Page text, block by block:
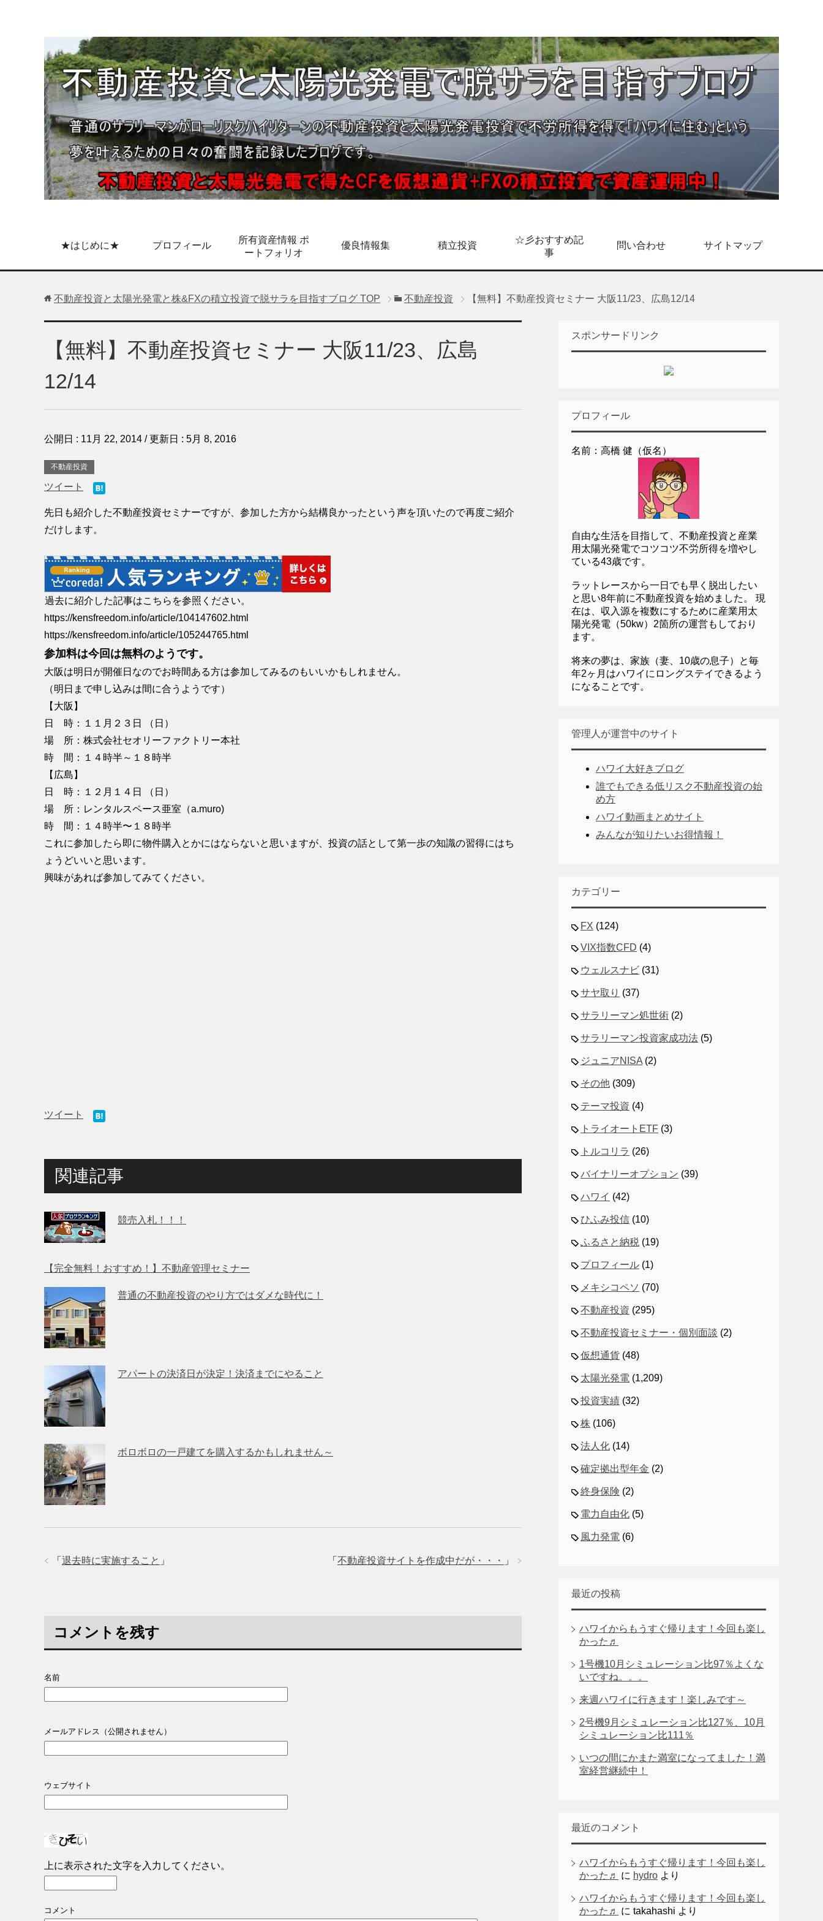
★はじめに★ プロフィール
所有資産情報 ポ
ートフォリオ
優良情報集 積立投資
☆彡おすすめ記
事
問い合わせ サイトマップ
不動産投資と太陽光発電と株&FXの積立投資で脱サラを目指すブログ TOP 不動産投資 【無料】不動産投資セミナー 大阪11/23、広島12/14
【無料】不動産投資セミナー 大阪11/23、広島
12/14
公開日 : 11月 22, 2014 / 更新日 : 5月 8, 2016
不動産投資
ツイート
先日も紹介した不動産投資セミナーですが、参加した方から結構良かったという声を頂いたので再度ご紹介
だけします。
過去に紹介した記事はこちらを参照ください。
https://kensfreedom.info/article/104147602.html
https://kensfreedom.info/article/105244765.html
参加料は今回は無料のようです。
大阪は明日が開催日なのでお時間ある方は参加してみるのもいいかもしれません。
（明日まで申し込みは間に合うようです）
【大阪】
日 時：１１月２３日 （日）
場 所：株式会社セオリーファクトリー本社
時 間：１４時半～１８時半
【広島】
日 時：１２月１４日 （日）
場 所：レンタルスペース亜室（a.muro)
時 間：１４時半〜１８時半
これに参加したら即に物件購入とかにはならないと思いますが、投資の話として第一歩の知識の習得にはち
ょうどいいと思います。
興味があれば参加してみてください。
ツイート
関連記事
競売入札！！！
【完全無料！おすすめ！】不動産管理セミナー
普通の不動産投資のやり方ではダメな時代に！
アパートの決済日が決定！決済までにやること
ボロボロの一戸建てを購入するかもしれません～
「 不動産投資サイトを作成中だが・・・ 」
「 退去時に実施すること 」
コメントを残す
名前
メールアドレス（公開されません）
ウェブサイト
上に表示された文字を入力してください。
コメント
スポンサードリンク
プロフィール
名前：高橋 健（仮名）
自由な生活を目指して、不動産投資と産業
用太陽光発電でコツコツ不労所得を増やし
ている43歳です。
ラットレースから一日でも早く脱出したい
と思い8年前に不動産投資を始めました。 現
在は、収入源を複数にするために産業用太
陽光発電（50kw）2箇所の運営もしており
ます。
将来の夢は、家族（妻、10歳の息子）と毎
年2ヶ月はハワイにロングステイできるよう
になることです。
管理人が運営中のサイト
ハワイ大好きブログ
誰でもできる低リスク不動産投資の始
め方
ハワイ動画まとめサイト
みんなが知りたいお得情報！
カテゴリー
FX (124)
VIX指数CFD (4)
ウェルスナビ (31)
サヤ取り (37)
サラリーマン処世術 (2)
サラリーマン投資家成功法 (5)
ジュニアNISA (2)
その他 (309)
テーマ投資 (4)
トライオートETF (3)
トルコリラ (26)
バイナリーオプション (39)
ハワイ (42)
ひふみ投信 (10)
ふるさと納税 (19)
プロフィール (1)
メキシコペソ (70)
不動産投資 (295)
不動産投資セミナー・個別面談 (2)
仮想通貨 (48)
太陽光発電 (1,209)
投資実績 (32)
株 (106)
法人化 (14)
確定拠出型年金 (2)
終身保険 (2)
電力自由化 (5)
風力発電 (6)
最近の投稿
ハワイからもうすぐ帰ります！今回も楽し
かった♬
1号機10月シミュレーション比97％よくな
いですね。。。
来週ハワイに行きます！楽しみです～
2号機9月シミュレーション比127％、10月
シミュレーション比111％
いつの間にかまた満室になってました！満
室経営継続中！
最近のコメント
ハワイからもうすぐ帰ります！今回も楽し
かった♬
に hydro より
ハワイからもうすぐ帰ります！今回も楽し
かった♬
に takahashi より